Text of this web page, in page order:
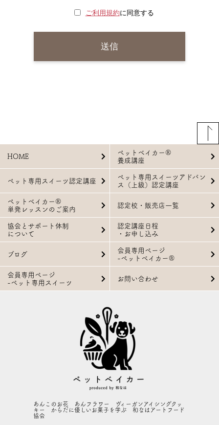
ご利用規約に同意する
HOME
ペットベイカー®
養成講座
ペット専用スイーツ認定講座
ペット専用スイーツアドバン
ス（上級）認定講座
ペットベイカー®
単発レッスンのご案内
認定校・販売店一覧
協会とサポート体制
について
認定講座日程
・お申し込み
ブログ
会員専用ページ
-ペットベイカー®
会員専用ページ
-ペット専用スイーツ
お問い合わせ
あんこのお花 あんフラワー ヴィーガンアイシングクッ
キー からだに優しいお菓子を学ぶ 和なはアートフード
協会